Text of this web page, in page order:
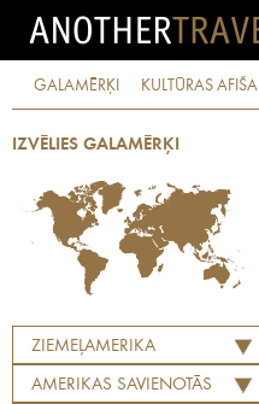
GALAMĒRĶI KULTŪRAS AFIŠA
IZVĒLIES GALAMĒRĶI
ZIEMEĻAMERIKA
AMERIKAS SAVIENOTĀS